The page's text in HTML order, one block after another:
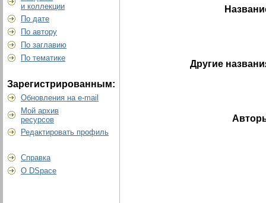
и коллекции
По дате
По автору
По заглавию
По тематике
Зарегистрированным:
Обновления на e-mail
Мой архив
ресурсов
Редактировать профиль
Справка
О DSpace
Другие